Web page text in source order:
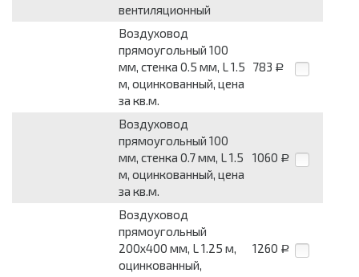
вентиляционный
Воздуховод
прямоугольный 100
мм, стенка 0.5 мм, L 1.5
м, оцинкованный, цена
за кв.м.
783 Р
Воздуховод
прямоугольный 100
мм, стенка 0.7 мм, L 1.5
м, оцинкованный, цена
за кв.м.
1060 Р
Воздуховод
прямоугольный
200x400 мм, L 1.25 м,
оцинкованный,
1260 Р